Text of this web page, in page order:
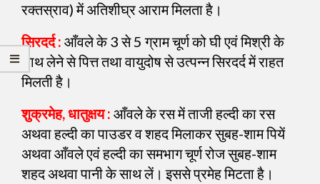
रक्तस्राव) में अतिशीघ्र आराम मिलता है।
सिरदर्द : आँवले के 3 से 5 ग्राम चूर्ण को घी एवं मिश्री के
साथ लेने से पित्त तथा वायुदोष से उत्पन्न सिरदर्द में राहत
मिलती है।
शुक्रमेह, धातुक्षय : आँवले के रस में ताजी हल्दी का रस
अथवा हल्दी का पाउडर व शहद मिलाकर सुबह-शाम पियें
अथवा आँवले एवं हल्दी का समभाग चूर्ण रोज सुबह-शाम
शहद अथवा पानी के साथ लें। इससे प्रमेह मिटता है।